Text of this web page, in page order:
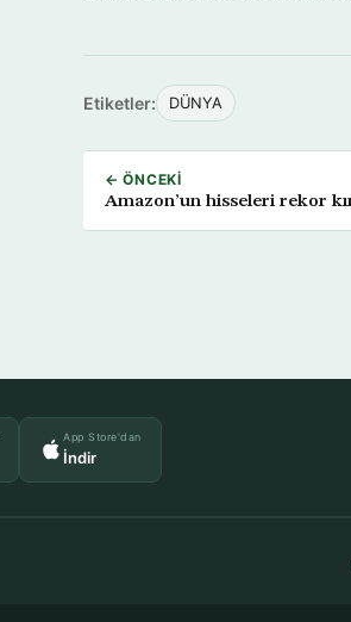
Etiketler: DÜNYA
← ÖNCEKI
Amazon’un hisseleri rekor
App Store'dan
İndir